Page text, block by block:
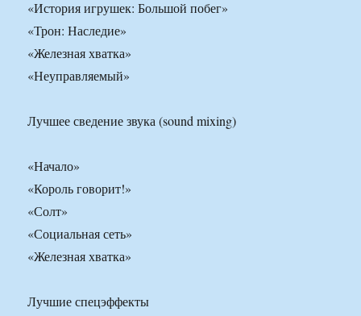
«История игрушек: Большой побег»
«Трон: Наследие»
«Железная хватка»
«Неуправляемый»
Лучшее сведение звука (sound mixing)
«Начало»
«Король говорит!»
«Солт»
«Социальная сеть»
«Железная хватка»
Лучшие спецэффекты